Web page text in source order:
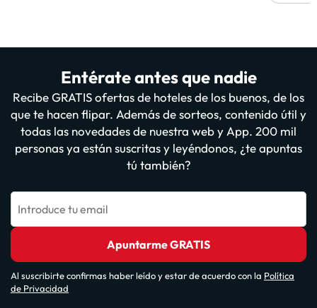
Entérate antes que nadie
Recibe GRATIS ofertas de hoteles de los buenos, de los
que te hacen flipar. Además de sorteos, contenido útil y
todas las novedades de nuestra web y App. 200 mil
personas ya están suscritas y leyéndonos, ¿te apuntas
tú también?
Introduce tu email
Apuntarme GRATIS
Al suscribirte confirmas haber leído y estar de acuerdo con la Política
de Privacidad